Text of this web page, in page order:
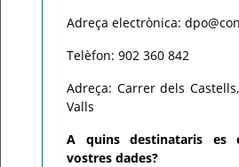
Adreça electrònica:
Telèfon: 902 360 842
Adreça: Carrer dels
Valls
A quins destinataris es
vostres dades?